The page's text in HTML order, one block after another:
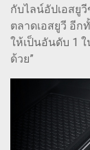
กับไลน์อัปเอสยู
ตลาดเอสยูวี อีก
ให้เป็นอันดับ 1
ด้วย”